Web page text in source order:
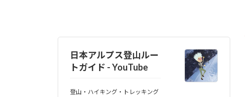
日本アルプス登山ルー
トガイド - YouTube
登山・ハイキング・トレッキング